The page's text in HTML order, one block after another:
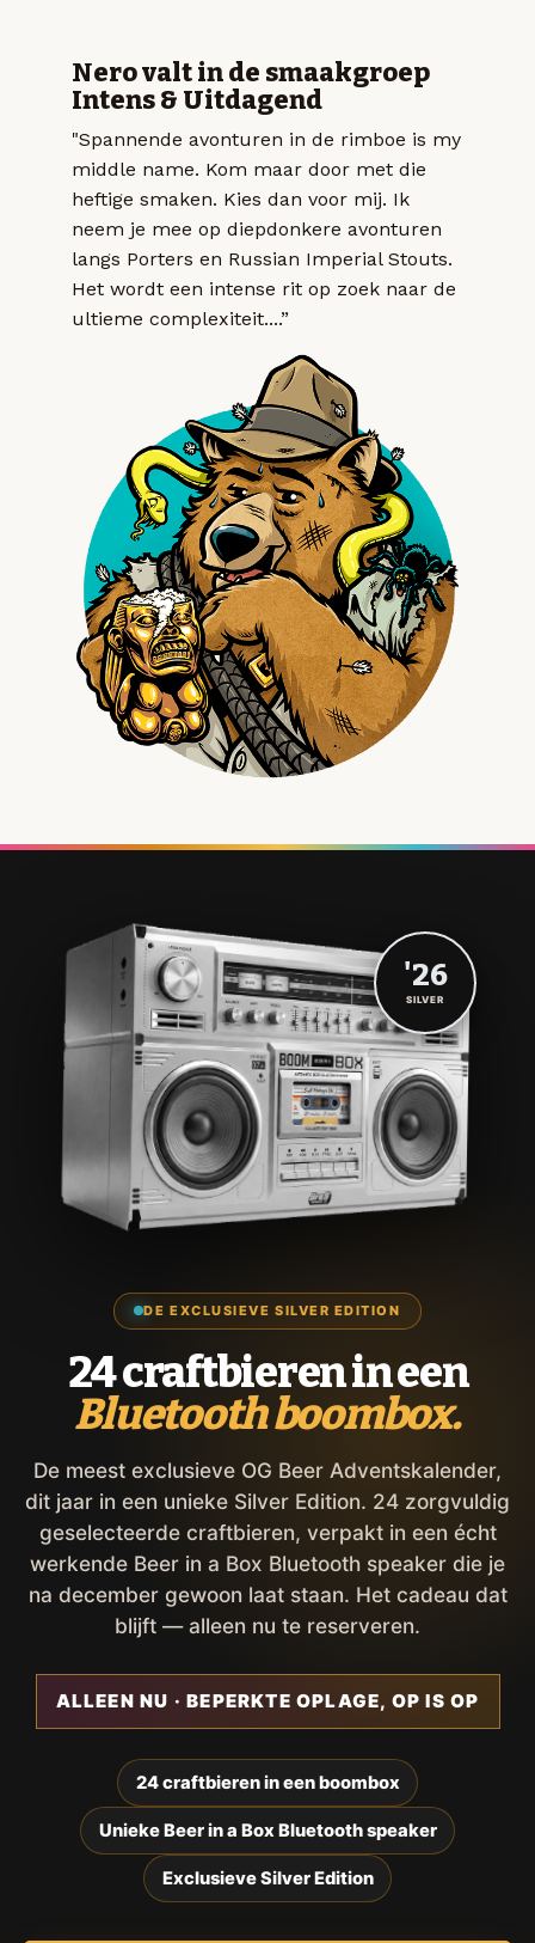
Nero valt in de smaakgroep
Intens & Uitdagend
"Spannende avonturen in de rimboe is my
middle name. Kom maar door met die
heftige smaken. Kies dan voor mij. Ik
neem je mee op diepdonkere avonturen
langs Porters en Russian Imperial Stouts.
Het wordt een intense rit op zoek naar de
ultieme complexiteit....”
DE EXCLUSIEVE SILVER EDITION
24 craftbieren in een
Bluetooth boombox.
De meest exclusieve OG Beer Adventskalender,
dit jaar in een unieke Silver Edition. 24 zorgvuldig
geselecteerde craftbieren, verpakt in een écht
werkende Beer in a Box Bluetooth speaker die je
na december gewoon laat staan. Het cadeau dat
blijft — alleen nu te reserveren.
ALLEEN NU · BEPERKTE OPLAGE, OP IS OP
24 craftbieren in een boombox
Unieke Beer in a Box Bluetooth speaker
Exclusieve Silver Edition
'26
SILVER